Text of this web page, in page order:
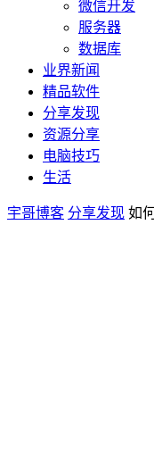
微信开发
服务器
数据库
业界新闻
精品软件
分享发现
资源分享
电脑技巧
生活
宇哥博客 分享发现 如